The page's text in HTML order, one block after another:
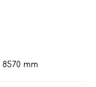
8570 mm